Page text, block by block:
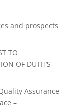
and prospects
TO
OF DUTH’S
Assurance
–